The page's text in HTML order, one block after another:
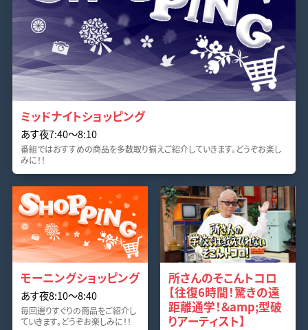
ミッドナイトショッピング
あす夜7:40〜8:10
番組ではおすすめの商品を多数取り揃えご紹介していきます。どうぞお楽し
みに！！
モーニングショッピング
あす夜8:10〜8:40
毎回選りすぐりの商品をご紹介し
ていきます。どうぞお楽しみに！！
所さんのそこんトコロ
【往復6時間！驚きの遠
距離通学！&amp;型破
りアーティスト】